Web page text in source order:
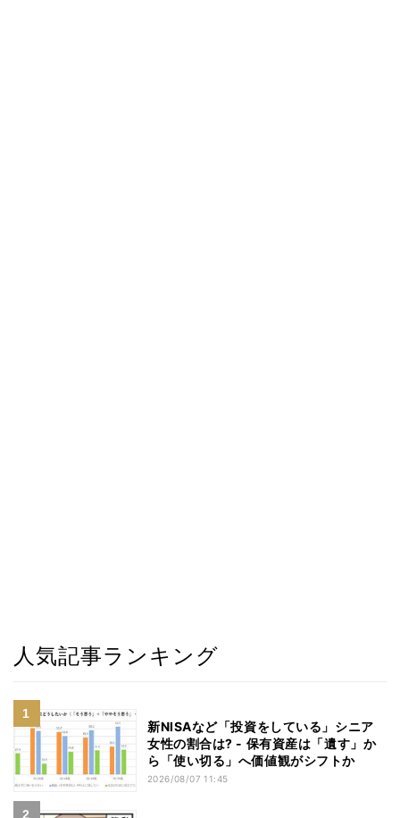
人気記事ランキング
新NISAなど「投資をしている」シニア
女性の割合は? - 保有資産は「遺す」か
ら「使い切る」へ価値観がシフトか
2026/08/07 11:45